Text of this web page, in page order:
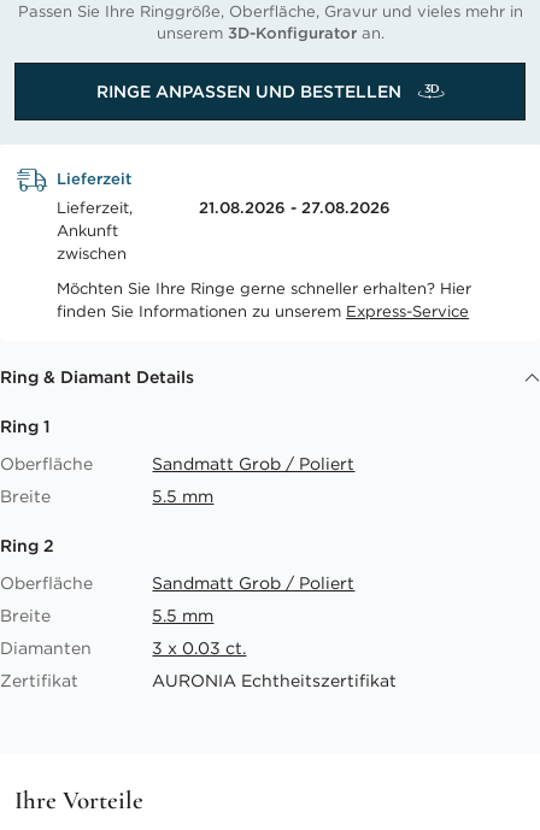
Passen Sie Ihre Ringgröße, Oberfläche, Gravur und vieles mehr in
unserem 3D-Konfiguratoran.
RINGE ANPASSEN UND BESTELLEN
Lieferzeit
Lieferzeit,
Ankunft
zwischen
21.08.2026 - 27.08.2026
Möchten Sie Ihre Ringe gerne schneller erhalten? Hier
finden Sie Informationen zu unserem Express-Service
Ring & Diamant Details
Ring 1
Oberfläche
Sandmatt Grob / Poliert
Breite
5.5 mm
Ring 2
Oberfläche
Sandmatt Grob / Poliert
Breite
5.5 mm
Diamanten
3 x 0.03 ct.
Zertifikat
AURONIA Echtheitszertifikat
Ihre Vorteile